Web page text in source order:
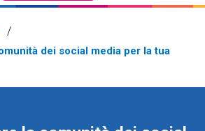
dei social media per la tua